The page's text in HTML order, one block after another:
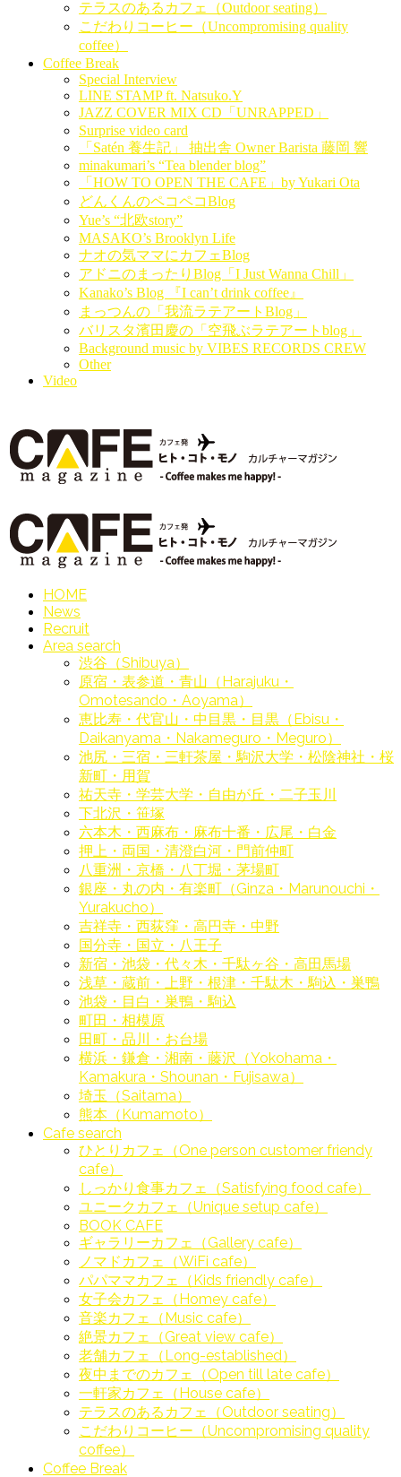
テラスのあるカフェ（Outdoor seating）
こだわりコーヒー（Uncompromising quality
coffee）
Coffee Break
Special Interview
LINE STAMP ft. Natsuko.Y
JAZZ COVER MIX CD「UNRAPPED」
Surprise video card
「Satén 養生記」 抽出舎 Owner Barista 藤岡 響
minakumari’s “Tea blender blog”
「HOW TO OPEN THE CAFE」by Yukari Ota
どんくんのペコペコBlog
Yue’s “北欧story”
MASAKO’s Brooklyn Life
ナオの気ママにカフェBlog
アドニのまったりBlog「I Just Wanna Chill」
Kanako’s Blog 『I can’t drink coffee』
まっつんの「我流ラテアートBlog」
バリスタ濱田慶の「空飛ぶラテアートblog」
Background music by VIBES RECORDS CREW
Other
Video
HOME
News
Recruit
Area search
渋谷（Shibuya）
原宿・表参道・青山（Harajuku・
Omotesando・Aoyama）
恵比寿・代官山・中目黒・目黒（Ebisu・
Daikanyama・Nakameguro・Meguro）
池尻・三宿・三軒茶屋・駒沢大学・松陰神社・桜
新町・用賀
祐天寺・学芸大学・自由が丘・二子玉川
下北沢・笹塚
六本木・西麻布・麻布十番・広尾・白金
押上・両国・清澄白河・門前仲町
八重洲・京橋・八丁堀・茅場町
銀座・丸の内・有楽町（Ginza・Marunouchi・
Yurakucho）
吉祥寺・西荻窪・高円寺・中野
国分寺・国立・八王子
新宿・池袋・代々木・千駄ヶ谷・高田馬場
浅草・蔵前・上野・根津・千駄木・駒込・巣鴨
池袋・目白・巣鴨・駒込
町田・相模原
田町・品川・お台場
横浜・鎌倉・湘南・藤沢（Yokohama・
Kamakura・Shounan・Fujisawa）
埼玉（Saitama）
熊本（Kumamoto）
Cafe search
ひとりカフェ（One person customer friendy
cafe）
しっかり食事カフェ（Satisfying food cafe）
ユニークカフェ（Unique setup cafe）
BOOK CAFE
ギャラリーカフェ（Gallery cafe）
ノマドカフェ（WiFi cafe）
パパママカフェ（Kids friendly cafe）
女子会カフェ（Homey cafe）
音楽カフェ（Music cafe）
絶景カフェ（Great view cafe）
老舗カフェ（Long-established）
夜中までのカフェ（Open till late cafe）
一軒家カフェ（House cafe）
テラスのあるカフェ（Outdoor seating）
こだわりコーヒー（Uncompromising quality
coffee）
Coffee Break